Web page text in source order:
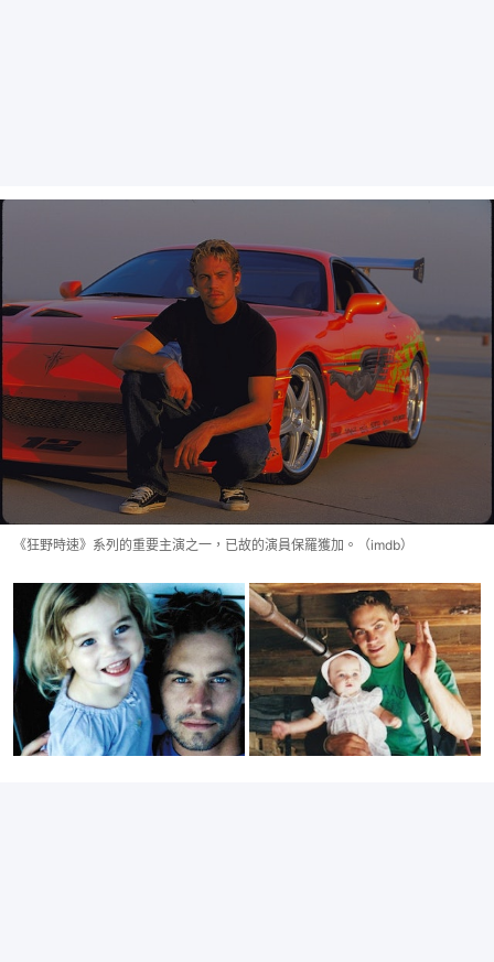
《狂野時速》系列的重要主演之一，已故的演員保羅獲加。（imdb）